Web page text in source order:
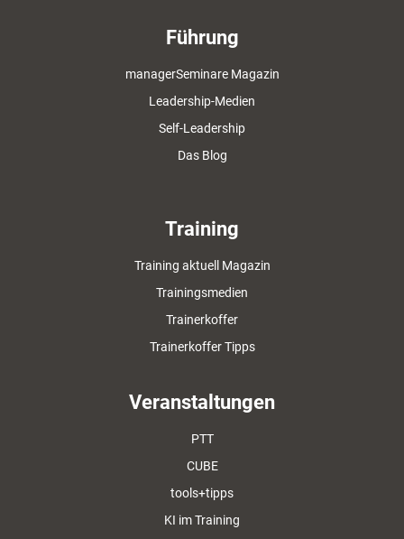
Führung
managerSeminare Magazin
Leadership-Medien
Self-Leadership
Das Blog
Training
Training aktuell Magazin
Trainingsmedien
Trainerkoffer
Trainerkoffer Tipps
Veranstaltungen
PTT
CUBE
tools+tipps
KI im Training